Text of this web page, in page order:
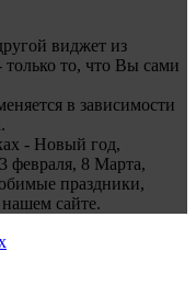
виджет из
то, что Вы сами
в зависимости
- Новый год,
февраля, 8 Марта,
праздники,
сайте.